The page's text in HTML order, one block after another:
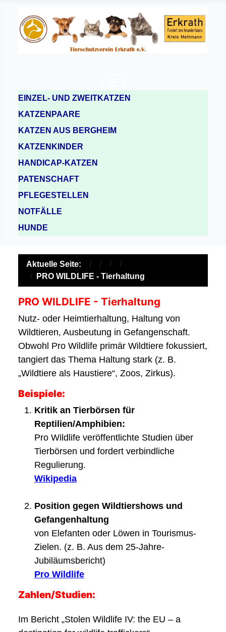
EINZEL- UND ZWEITKATZEN
KATZENPAARE
KATZEN AUS BERGHEIM
KATZENKINDER
HANDICAP-KATZEN
PATENSCHAFT
PFLEGESTELLEN
NOTFÄLLE
HUNDE
Aktuelle Seite:
PRO WILDLIFE - Tierhaltung
PRO WILDLIFE - Tierhaltung
Nutz- oder Heimtierhaltung, Haltung von
Wildtieren, Ausbeutung in Gefangenschaft.
Obwohl Pro Wildlife primär Wildtiere fokussiert,
tangiert das Thema Haltung stark (z. B.
„Wildtiere als Haustiere“, Zoos, Zirkus).
Beispiele:
Kritik an Tierbörsen für
Reptilien/Amphibien:
Pro Wildlife veröffentlichte Studien über
Tierbörsen und fordert verbindliche
Regulierung.
Wikipedia
Position gegen Wildtiershows und
Gefangenhaltung
von Elefanten oder Löwen in Tourismus-
Zielen. (z. B. Aus dem 25-Jahre-
Jubiläumsbericht)
Pro Wildlife
Zahlen/Studien:
Im Bericht „Stolen Wildlife IV: the EU – a